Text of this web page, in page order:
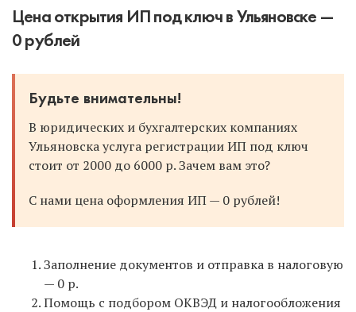
Цена открытия ИП под ключ в Ульяновске —
0 рублей
Будьте внимательны!
В юридических и бухгалтерских компаниях
Ульяновска услуга регистрации ИП под ключ
стоит от 2000 до 6000 р. Зачем вам это?
С нами цена оформления ИП — 0 рублей!
Заполнение документов и отправка в налоговую
— 0 р.
Помощь с подбором ОКВЭД и налогообложения